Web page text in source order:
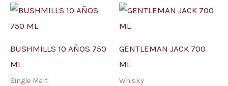
BUSHMILLS 10 AÑOS 750
ML
Single Malt
GENTLEMAN JACK 700
ML
Whisky